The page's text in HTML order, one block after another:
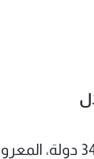
قررت الحكومة الإسبانية الانضمام